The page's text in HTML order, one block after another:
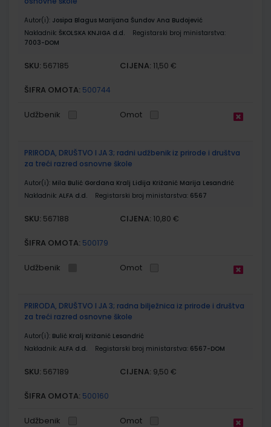
Autor(i): Josipa Blagus Marijana Šundov Ana Budojević
Nakladnik: ŠKOLSKA KNJIGA d.d.
Registarski broj ministarstva:
7003-DOM
SKU: 567185 CIJENA: 11,50 €
ŠIFRA OMOTA: 500744
Udžbenik Omot
PRIRODA, DRUŠTVO I JA 3; radni udžbenik iz prirode i društva
za treći razred osnovne škole
Autor(i): Mila Bulić Gordana Kralj Lidija Križanić Marija Lesandrić
Nakladnik: ALFA d.d. Registarski broj ministarstva: 6567
SKU: 567188 CIJENA: 10,80 €
ŠIFRA OMOTA: 500179
Udžbenik Omot
PRIRODA, DRUŠTVO I JA 3; radna bilježnica iz prirode i društva
za treći razred osnovne škole
Autor(i): Bulić Kralj Križanić Lesandrić
Nakladnik: ALFA d.d. Registarski broj ministarstva: 6567-DOM
SKU: 567189 CIJENA: 9,50 €
ŠIFRA OMOTA: 500160
Udžbenik Omot